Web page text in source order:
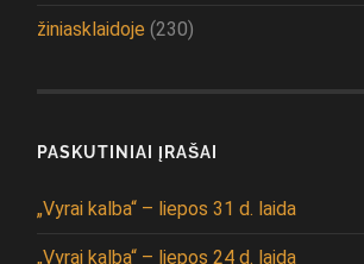
žiniasklaidoje (230)
PASKUTINIAI ĮRAŠAI
„Vyrai kalba“ – liepos 31 d. laida
„Vyrai kalba“ – liepos 24 d. laida